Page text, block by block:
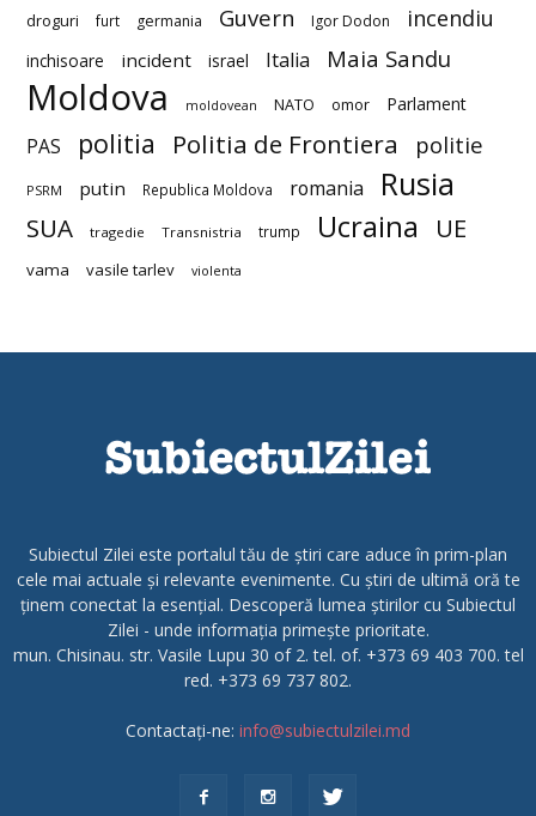
droguri furt germania Guvern Igor Dodon incendiu
inchisoare incident israel Italia Maia Sandu
Moldova moldovean NATO omor Parlament
PAS politia Politia de Frontiera politie
PSRM putin Republica Moldova romania Rusia
SUA tragedie Transnistria trump Ucraina UE
vama vasile tarlev violenta
Subiectul Zilei este portalul tău de știri care aduce în prim-plan
cele mai actuale și relevante evenimente. Cu știri de ultimă oră te
ținem conectat la esențial. Descoperă lumea știrilor cu Subiectul
Zilei - unde informația primește prioritate.
mun. Chisinau. str. Vasile Lupu 30 of 2. tel. of. +373 69 403 700. tel
red. +373 69 737 802.
Contactați-ne: info@subiectulzilei.md